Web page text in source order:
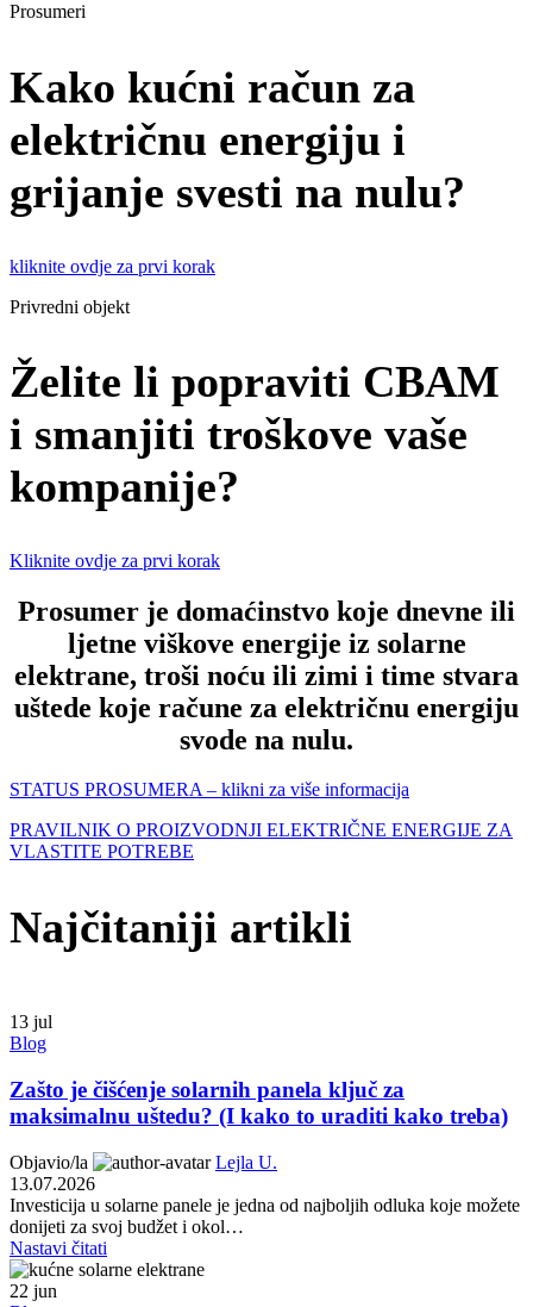
Prosumeri
Kako kućni račun za
električnu energiju i
grijanje svesti na nulu?
kliknite ovdje za prvi korak
Privredni objekt
Želite li popraviti CBAM
i smanjiti troškove vaše
kompanije?
Kliknite ovdje za prvi korak
Prosumer je domaćinstvo koje dnevne ili
ljetne viškove energije iz solarne
elektrane, troši noću ili zimi i time stvara
uštede koje račune za električnu energiju
svode na nulu.
STATUS PROSUMERA – klikni za više informacija
PRAVILNIK O PROIZVODNJI ELEKTRIČNE ENERGIJE ZA
VLASTITE POTREBE
Najčitaniji artikli
13 jul
Blog
Zašto je čišćenje solarnih panela ključ za
maksimalnu uštedu? (I kako to uraditi kako treba)
Objavio/la
Lejla U.
13.07.2026
Investicija u solarne panele je jedna od najboljih odluka koje možete
donijeti za svoj budžet i okol…
Nastavi čitati
22 jun